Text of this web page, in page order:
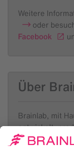
Weitere
oder
Facebook
Über
Brainlab, mit
entwickelt,